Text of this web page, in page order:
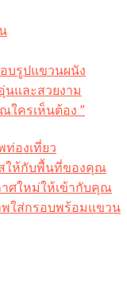
บรูปแขวนผนัง
และสวยงาม
ใครเห็นต้อง ”
ท่องเที่ยว
ให้กับพื้นที่ของคุณ
าศใหม่ให้เข้ากับคุณ
ใส่กรอบพร้อมแขวน​